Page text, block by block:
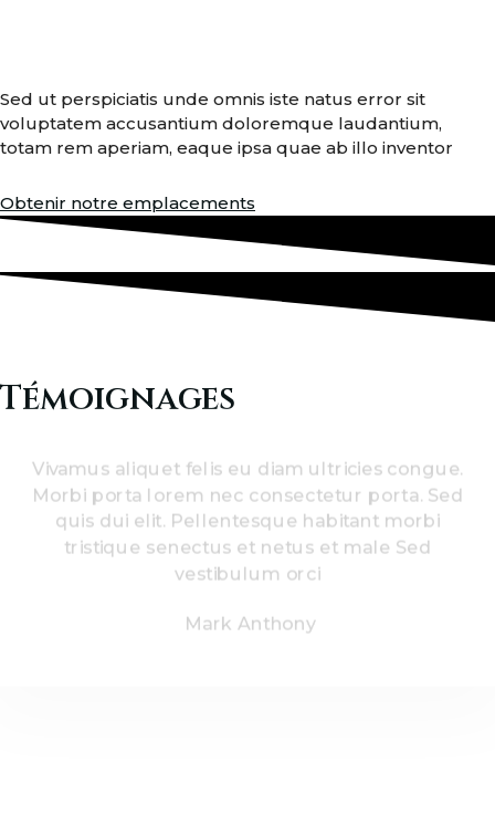
Sed ut perspiciatis unde omnis iste natus error sit
voluptatem accusantium doloremque laudantium,
totam rem aperiam, eaque ipsa quae ab illo inventor
Obtenir notre emplacements
Témoignages
Vivamus aliquet felis eu diam ultricies congue.
Morbi porta lorem nec consectetur porta. Sed
quis dui elit. Pellentesque habitant morbi
tristique senectus et netus et male Sed
vestibulum orci
Mark Anthony